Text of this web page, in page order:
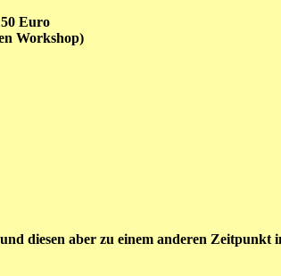
Euro
Workshop)
diesen aber zu einem anderen